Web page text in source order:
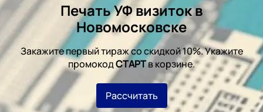
Печать УФ визиток в
Новомосковске
Закажите первый тираж со скидкой 10%. Укажите
промокодСТАРТв корзине.
Рассчитать